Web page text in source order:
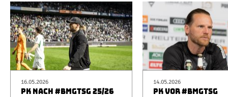
16.05.2026
PK NACH #BMGTSG 25/26
14.05.2026
PK VOR #BMGTSG